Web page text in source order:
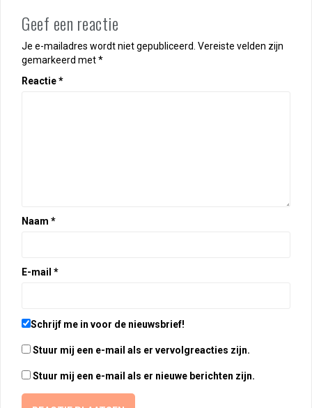
Geef een reactie
Je e-mailadres wordt niet gepubliceerd. Vereiste velden zijn
gemarkeerd met*
Reactie*
Naam *
E-mail *
Schrijf me in voor de nieuwsbrief!
Stuur mij een e-mail als er vervolgreacties zijn.
Stuur mij een e-mail als er nieuwe berichten zijn.